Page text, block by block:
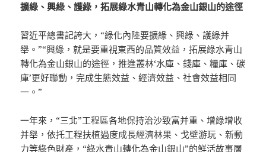
擴綠、興綠、護綠，拓展綠水青山轉化為金山銀山的途徑
習近平總書記誇大，“綠化內陸要擴綠、興綠、護綠并
舉。”“興綠，就是要重視東西的品質效益，拓展綠水青山
轉化為金山銀山的途徑，推進叢林‘水庫、錢庫、糧庫、碳
庫’更好聯動，完成生態效益、經濟效益、社會效益相同
一。”
一年來，“三北”工程區各地保持治沙致富并重、增綠增收
并舉，依托工程扶植過度成長經濟林果、戈壁游玩、新動
力等綠色財產，“綠水青山轉化為金山銀山”的鮮活故事層